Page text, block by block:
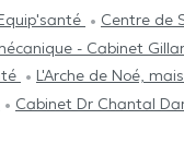
Centre de
- Cabinet
L'Arche de Noé,
Cabinet Dr Chantal